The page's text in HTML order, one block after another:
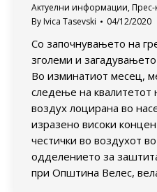
Актуелни информации,
By Ivica Tasevski 04/12/2020
Со започнувањето на
зголеми и
Во изминатиот месец,
следење на квалитетот
воздух лоцирана во
изразено високи
честички во воздухот
одделението за
при Општина Велес,